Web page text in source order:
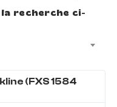
la recherche ci-
(FXS 1584